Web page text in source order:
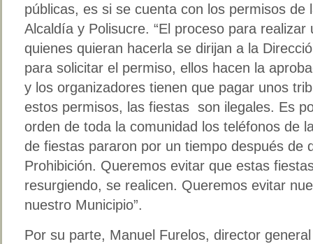
públicas, es si se cuenta con los permisos de
Alcaldía y Polisucre. “El proceso para
quienes quieran hacerla se dirijan a la
para solicitar el permiso, ellos hacen la
y los organizadores tienen que pagar unos
estos permisos, las fiestas son ilegales. Es
orden de toda la comunidad los teléfonos de
de fiestas pararon por un tiempo después de
Prohibición. Queremos evitar que estas
resurgiendo, se realicen. Queremos evitar
nuestro Municipio”.
Por su parte, Manuel Furelos, director